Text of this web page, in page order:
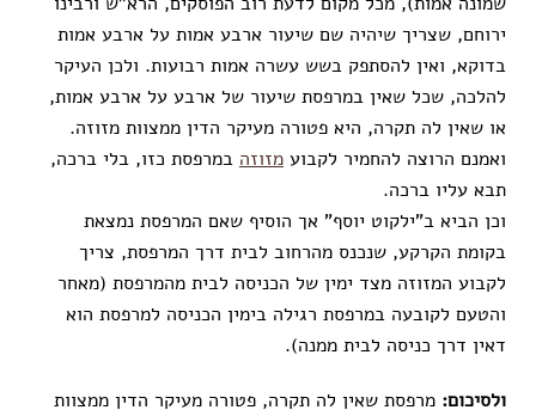
ירוחם, שצריך שיהיה שם שיעור ארבע אמות על ארבע אמות
בדוקא, ואין להסתפק בשש עשרה אמות רבועות. ולכן העיקר
להלכה, שכל שאין במרפסת שיעור של ארבע על ארבע אמות,
או שאין לה תקרה, היא פטורה מעיקר הדין ממצוות מזוזה.
ואמנם הרוצה להחמיר לקבוע מזוזה במרפסת כזו, בלי ברכה,
תבא עליו ברכה.
וכן הביא ב”ילקוט יוסף” אך הוסיף שאם המרפסת נמצאת
בקומת הקרקע, שנכנס מהרחוב לבית דרך המרפסת, צריך
לקבוע המזוזה מצד ימין של הכניסה לבית מהמרפסת (מאחר
והטעם לקובעה במרפסת רגילה בימין הכניסה למרפסת הוא
דאין דרך כניסה לבית ממנה).
ולסיכום: מרפסת שאין לה תקרה, פטורה מעיקר הדין ממצוות